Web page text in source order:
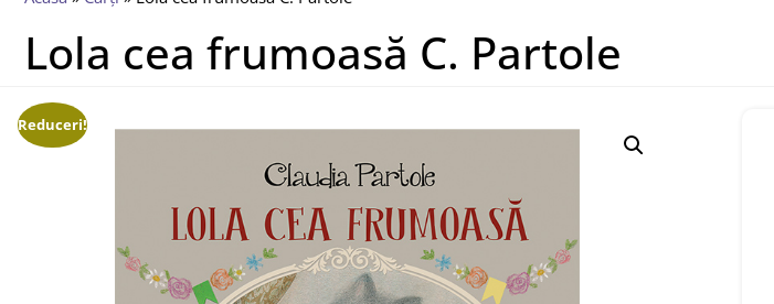
Lola cea frumoasă C. Partole
Reduceri!